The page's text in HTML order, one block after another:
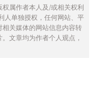
属作者本人及/或相关权利
人单独授权，任何网站、平
关媒体的网站信息内容转
文章均为作者个人观点，